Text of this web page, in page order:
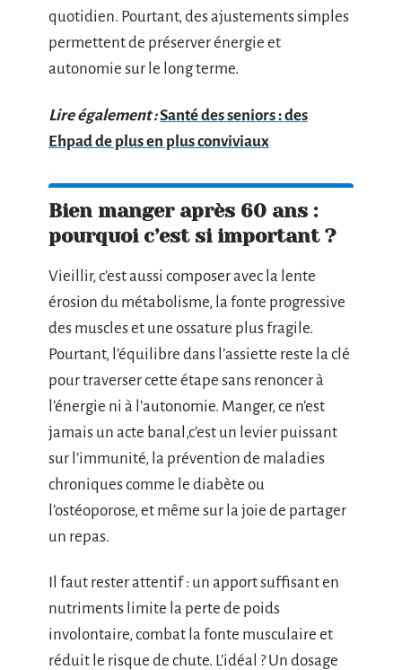
quotidien. Pourtant, des ajustements simples
permettent de préserver énergie et
autonomie sur le long terme.
Lire également :Santé des seniors : des
Ehpad de plus en plus conviviaux
Bien manger après 60 ans :
pourquoi c’est si important ?
Vieillir, c’est aussi composer avec la lente
érosion du métabolisme, la fonte progressive
des muscles et une ossature plus fragile.
Pourtant, l’équilibre dans l’assiette reste la clé
pour traverser cette étape sans renoncer à
l’énergie ni à l’autonomie. Manger, ce n’est
jamais un acte banal,c’est un levier puissant
sur l’immunité, la prévention de maladies
chroniques comme le diabète ou
l’ostéoporose, et même sur la joie de partager
un repas.
Il faut rester attentif : un apport suffisant en
nutriments limite la perte de poids
involontaire, combat la fonte musculaire et
réduit le risque de chute. L’idéal ? Un dosage